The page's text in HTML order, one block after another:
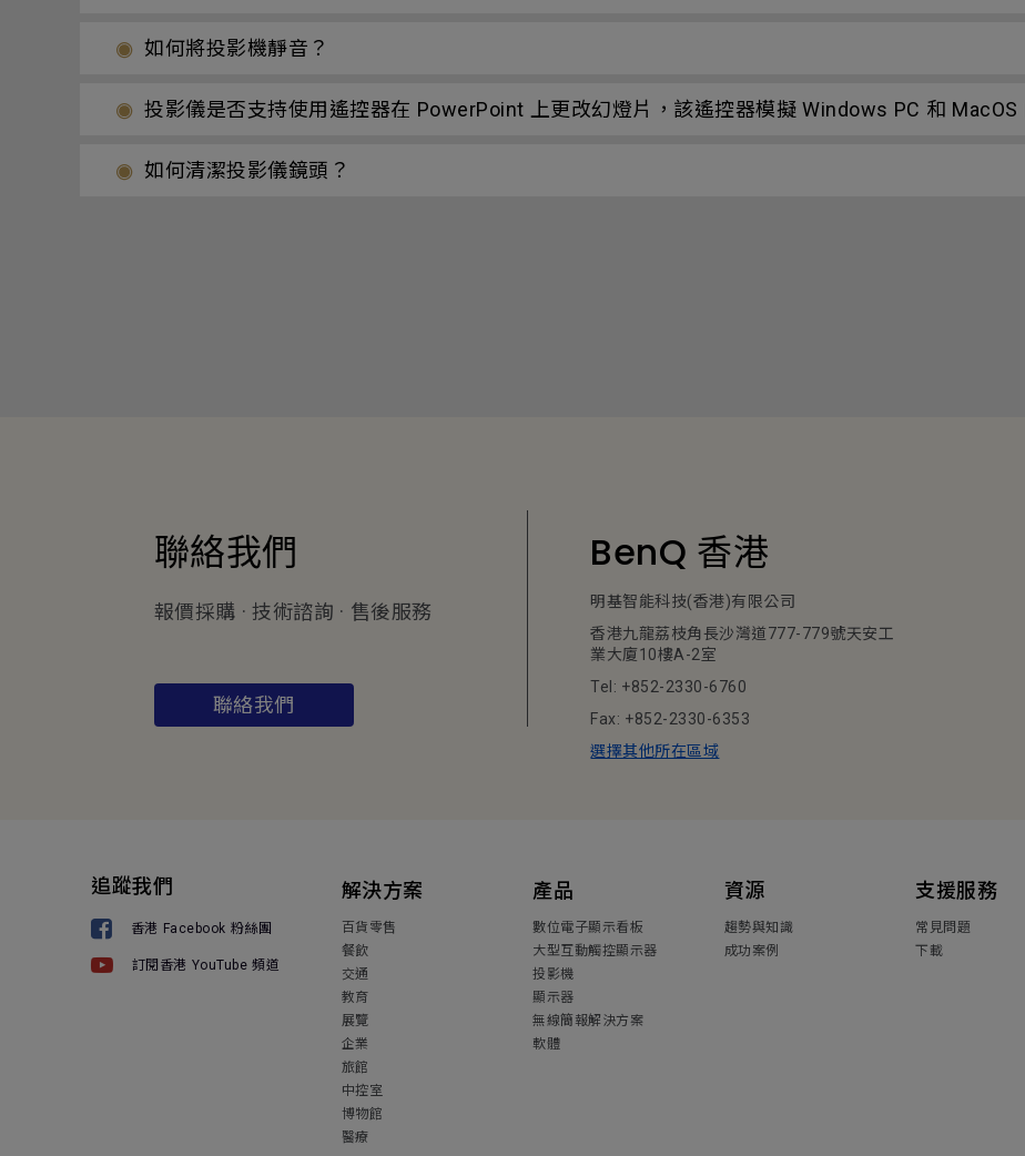
如何將投影機靜音？
投影儀是否支持使用遙控器在 PowerPoint 上更改幻燈片，該遙控器模擬 Windows PC 和 MacOS
如何清潔投影儀鏡頭？
聯絡我們
報價採購 · 技術諮詢 · 售後服務
聯絡我們
BenQ 香港
明基智能科技(香港)有限公司
香港九龍荔枝角長沙灣道777-779號天安工
業大廈10樓A-2室
Tel: +852-2330-6760
Fax: +852-2330-6353
選擇其他所在區域
追蹤我們
香港 Facebook 粉絲團
訂閱香港 YouTube 頻道
解決方案
百貨零售
餐飲
交通
教育
展覽
企業
旅館
中控室
博物館
醫療
產品
數位電子顯示看板
大型互動觸控顯示器
投影機
顯示器
無線簡報解決方案
軟體
資源
趨勢與知識
成功案例
支援服務
常見問題
下載